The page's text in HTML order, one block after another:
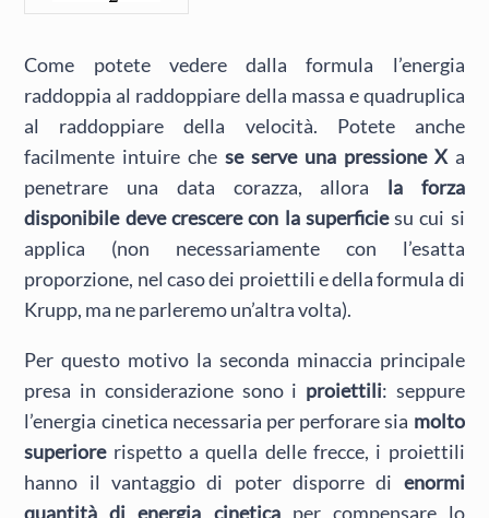
Come potete vedere dalla formula l’energia
raddoppia al raddoppiare della massa e quadruplica
al raddoppiare della velocità. Potete anche
facilmente intuire chese serve una pressione Xa
penetrare una data corazza, allora la forza
disponibile deve crescere con la superficiesu cui si
applica (non necessariamente con l’esatta
proporzione, nel caso dei proiettili e della formula di
Krupp, ma ne parleremo un’altra volta).
Per questo motivo la seconda minaccia principale
presa in considerazione sono i proiettili: seppure
l’energia cinetica necessaria per perforare sia molto
superiorerispetto a quella delle frecce, i proiettili
hanno il vantaggio di poter disporre di enormi
quantità di energia cineticaper compensare lo